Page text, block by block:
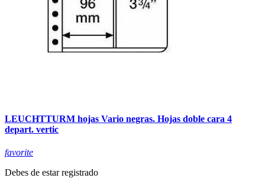
LEUCHTTURM hojas Vario negras. Hojas doble cara 4
depart. vertic
favorite
Debes de estar registrado